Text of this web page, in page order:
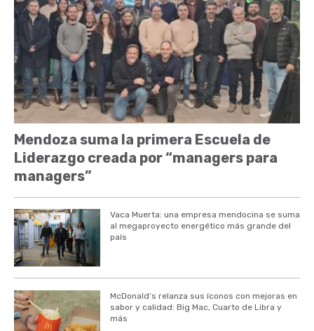
Mendoza suma la primera Escuela de
Liderazgo creada por “managers para
managers”
Vaca Muerta: una empresa mendocina se suma
al megaproyecto energético más grande del
país
McDonald’s relanza sus íconos con mejoras en
sabor y calidad: Big Mac, Cuarto de Libra y
más